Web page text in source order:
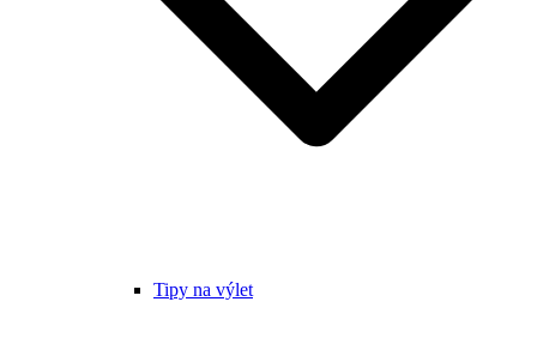
Tipy na výlet